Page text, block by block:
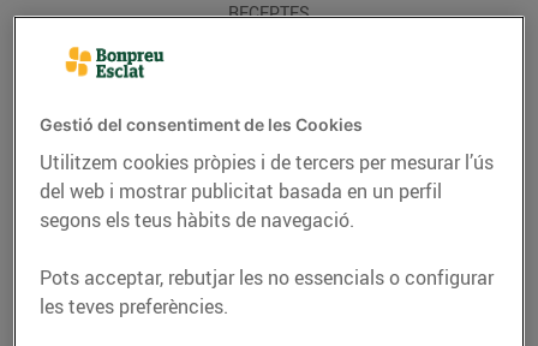
RECEPTES
Gestió del consentiment de les Cookies
Utilitzem cookies pròpies i de tercers per mesurar l’ús
del web i mostrar publicitat basada en un perfil
segons els teus hàbits de navegació.
Pots acceptar, rebutjar les no essencials o configurar
les teves preferències.